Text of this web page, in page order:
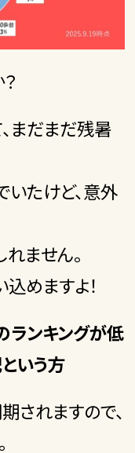
まだまだ残暑
たけど、意外
ません。
めますよ！
ランキングが低
いう方
されますので、